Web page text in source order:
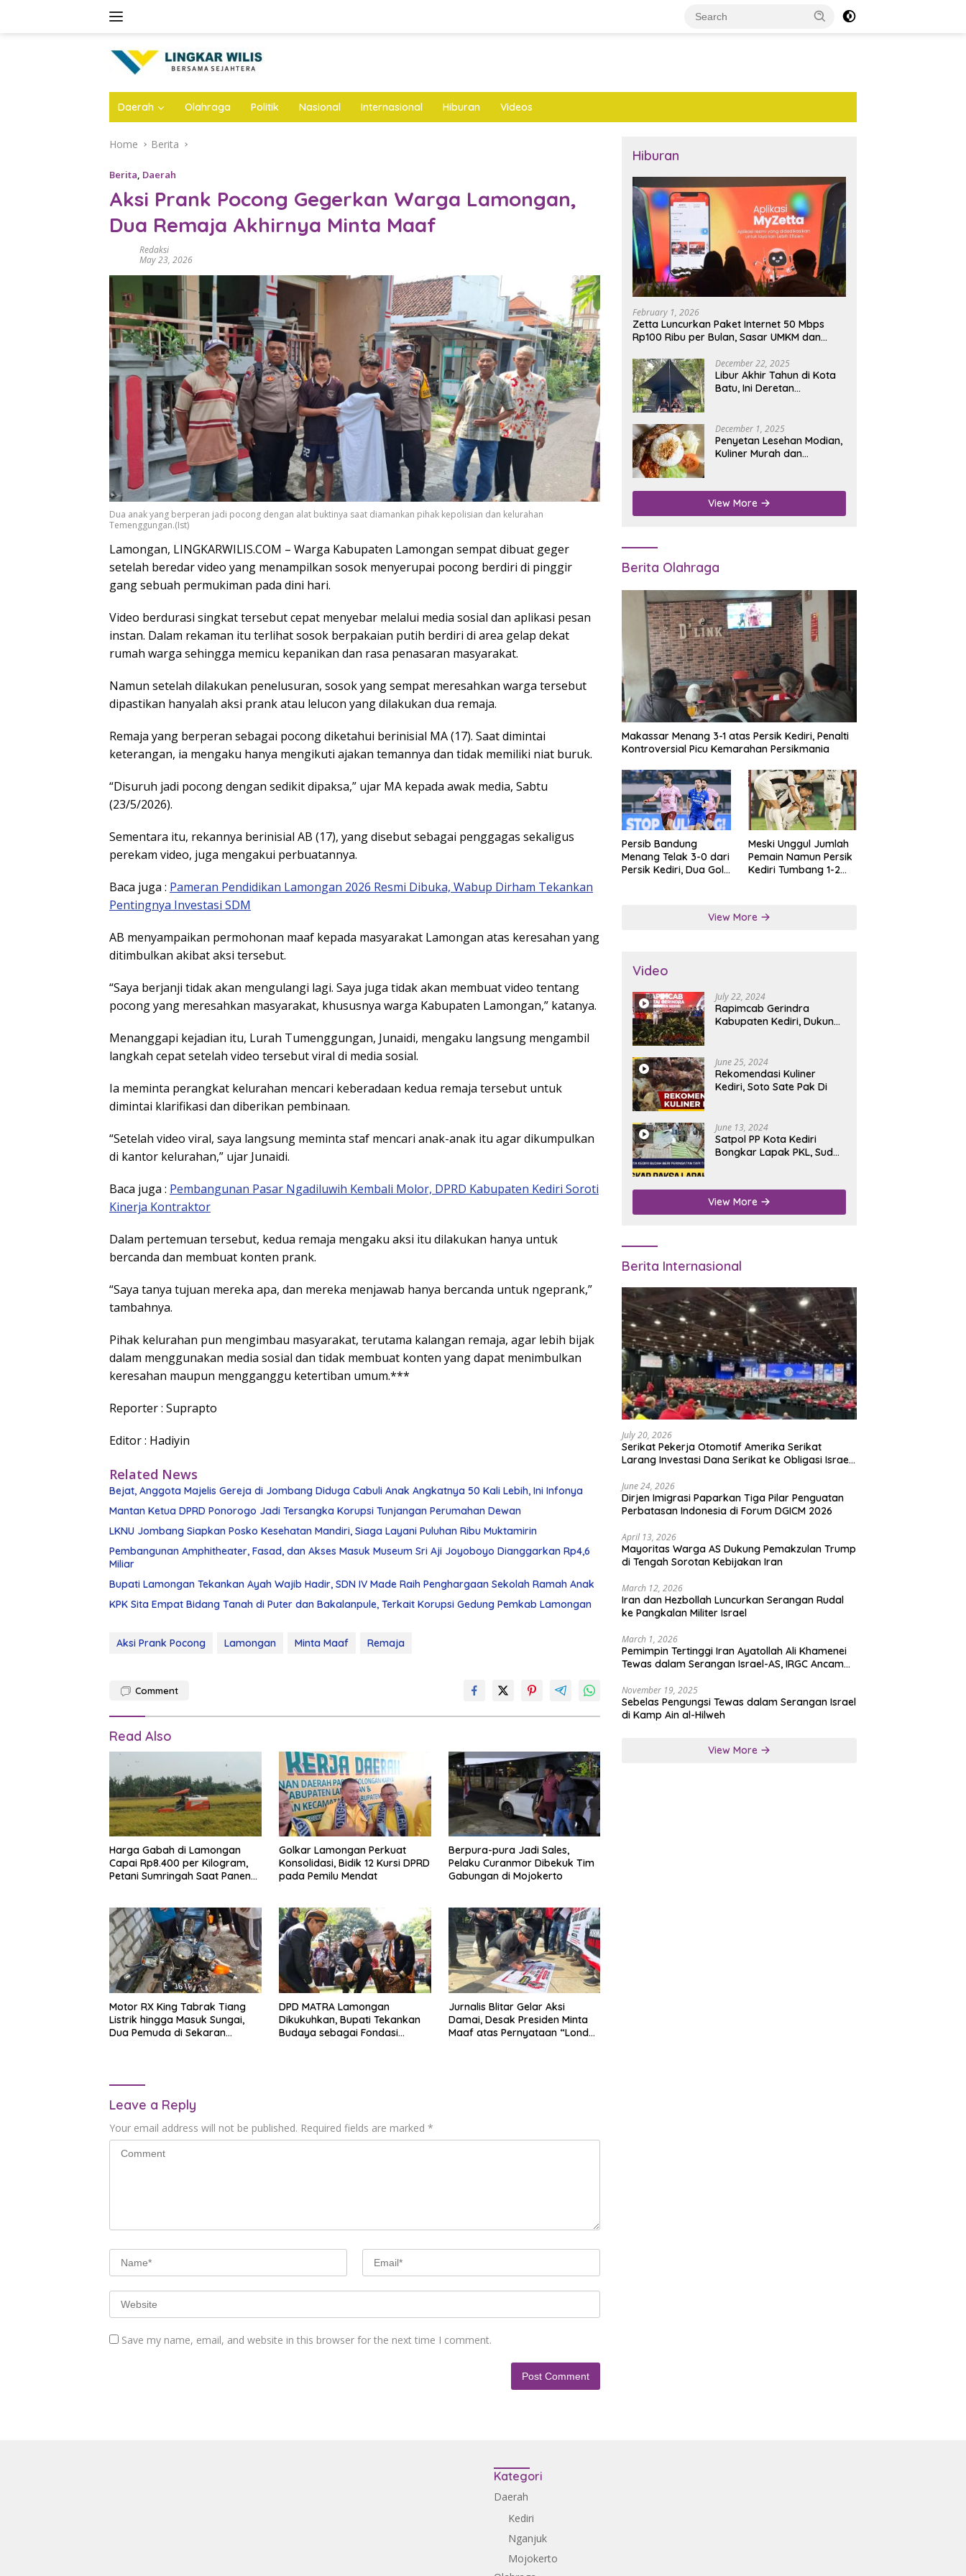
Daerah Olahraga Politik Nasional Internasional Hiburan Videos
Home Berita
Berita, Daerah
Aksi Prank Pocong Gegerkan Warga Lamongan,
Dua Remaja Akhirnya Minta Maaf
Redaksi
May 23, 2026
Dua anak yang berperan jadi pocong dengan alat buktinya saat diamankan pihak kepolisian dan kelurahan
Temenggungan.(Ist)
Lamongan, LINGKARWILIS.COM – Warga Kabupaten Lamongan sempat dibuat geger
setelah beredar video yang menampilkan sosok menyerupai pocong berdiri di pinggir
gang sebuah permukiman pada dini hari.
Video berdurasi singkat tersebut cepat menyebar melalui media sosial dan aplikasi pesan
instan. Dalam rekaman itu terlihat sosok berpakaian putih berdiri di area gelap dekat
rumah warga sehingga memicu kepanikan dan rasa penasaran masyarakat.
Namun setelah dilakukan penelusuran, sosok yang sempat meresahkan warga tersebut
dipastikan hanyalah aksi prank atau lelucon yang dilakukan dua remaja.
Remaja yang berperan sebagai pocong diketahui berinisial MA (17). Saat dimintai
keterangan, ia mengaku hanya mengikuti ajakan temannya dan tidak memiliki niat buruk.
“Disuruh jadi pocong dengan sedikit dipaksa,” ujar MA kepada awak media, Sabtu
(23/5/2026).
Sementara itu, rekannya berinisial AB (17), yang disebut sebagai penggagas sekaligus
perekam video, juga mengakui perbuatannya.
Baca juga : Pameran Pendidikan Lamongan 2026 Resmi Dibuka, Wabup Dirham Tekankan
Pentingnya Investasi SDM
AB menyampaikan permohonan maaf kepada masyarakat Lamongan atas keresahan yang
ditimbulkan akibat aksi tersebut.
“Saya berjanji tidak akan mengulangi lagi. Saya juga tidak akan membuat video tentang
pocong yang meresahkan masyarakat, khususnya warga Kabupaten Lamongan,” katanya.
Menanggapi kejadian itu, Lurah Tumenggungan, Junaidi, mengaku langsung mengambil
langkah cepat setelah video tersebut viral di media sosial.
Ia meminta perangkat kelurahan mencari keberadaan kedua remaja tersebut untuk
dimintai klarifikasi dan diberikan pembinaan.
“Setelah video viral, saya langsung meminta staf mencari anak-anak itu agar dikumpulkan
di kantor kelurahan,” ujar Junaidi.
Baca juga : Pembangunan Pasar Ngadiluwih Kembali Molor, DPRD Kabupaten Kediri Soroti
Kinerja Kontraktor
Dalam pertemuan tersebut, kedua remaja mengaku aksi itu dilakukan hanya untuk
bercanda dan membuat konten prank.
“Saya tanya tujuan mereka apa, dan mereka menjawab hanya bercanda untuk ngeprank,”
tambahnya.
Pihak kelurahan pun mengimbau masyarakat, terutama kalangan remaja, agar lebih bijak
dalam menggunakan media sosial dan tidak membuat konten yang dapat menimbulkan
keresahan maupun mengganggu ketertiban umum.***
Reporter : Suprapto
Editor : Hadiyin
Related News
Bejat, Anggota Majelis Gereja di Jombang Diduga Cabuli Anak Angkatnya 50 Kali Lebih, Ini Infonya
Mantan Ketua DPRD Ponorogo Jadi Tersangka Korupsi Tunjangan Perumahan Dewan
LKNU Jombang Siapkan Posko Kesehatan Mandiri, Siaga Layani Puluhan Ribu Muktamirin
Pembangunan Amphitheater, Fasad, dan Akses Masuk Museum Sri Aji Joyoboyo Dianggarkan Rp4,6
Miliar
Bupati Lamongan Tekankan Ayah Wajib Hadir, SDN IV Made Raih Penghargaan Sekolah Ramah Anak
KPK Sita Empat Bidang Tanah di Puter dan Bakalanpule, Terkait Korupsi Gedung Pemkab Lamongan
Aksi Prank Pocong Lamongan Minta Maaf Remaja
Comment
Read Also
Harga Gabah di Lamongan
Capai Rp8.400 per Kilogram,
Petani Sumringah Saat Panen
Golkar Lamongan Perkuat
Konsolidasi, Bidik 12 Kursi DPRD
pada Pemilu Mendat
Berpura-pura Jadi Sales,
Pelaku Curanmor Dibekuk Tim
Gabungan di Mojokerto
Motor RX King Tabrak Tiang
Listrik hingga Masuk Sungai,
Dua Pemuda di Sekaran
DPD MATRA Lamongan
Dikukuhkan, Bupati Tekankan
Budaya sebagai Fondasi
Jurnalis Blitar Gelar Aksi
Damai, Desak Presiden Minta
Maaf atas Pernyataan “Londo
Leave a Reply
Your email address will not be published. Required fields are marked *
Save my name, email, and website in this browser for the next time I comment.
Hiburan
February 1, 2026
Zetta Luncurkan Paket Internet 50 Mbps
Rp100 Ribu per Bulan, Sasar UMKM dan
December 22, 2025
Libur Akhir Tahun di Kota
Batu, Ini Deretan
December 1, 2025
Penyetan Lesehan Modian,
Kuliner Murah dan
Nganjuk
View More
Berita Olahraga
Makassar Menang 3-1 atas Persik Kediri, Penalti
Kontroversial Picu Kemarahan Persikmania
Persib Bandung
Menang Telak 3-0 dari
Persik Kediri, Dua Gol
Meski Unggul Jumlah
Pemain Namun Persik
Kediri Tumbang 1-2
View More
Video
July 22, 2024
Rapimcab Gerindra
Kabupaten Kediri, Dukung
June 25, 2024
Rekomendasi Kuliner
Kediri, Soto Sate Pak Di
June 13, 2024
Satpol PP Kota Kediri
Bongkar Lapak PKL, Sudah
View More
Berita Internasional
July 20, 2026
Serikat Pekerja Otomotif Amerika Serikat
Larang Investasi Dana Serikat ke Obligasi Israel,
June 24, 2026
Dirjen Imigrasi Paparkan Tiga Pilar Penguatan
Perbatasan Indonesia di Forum DGICM 2026
April 13, 2026
Mayoritas Warga AS Dukung Pemakzulan Trump
di Tengah Sorotan Kebijakan Iran
March 12, 2026
Iran dan Hezbollah Luncurkan Serangan Rudal
ke Pangkalan Militer Israel
March 1, 2026
Pemimpin Tertinggi Iran Ayatollah Ali Khamenei
Tewas dalam Serangan Israel-AS, IRGC Ancam
November 19, 2025
Sebelas Pengungsi Tewas dalam Serangan Israel
di Kamp Ain al-Hilweh
View More
Kategori
Daerah
Kediri
Nganjuk
Mojokerto